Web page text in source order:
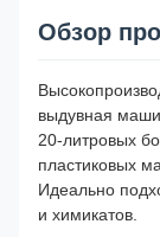
Обзор
выдувная
20-литровых
пластиковых
Идеально
и химикатов.